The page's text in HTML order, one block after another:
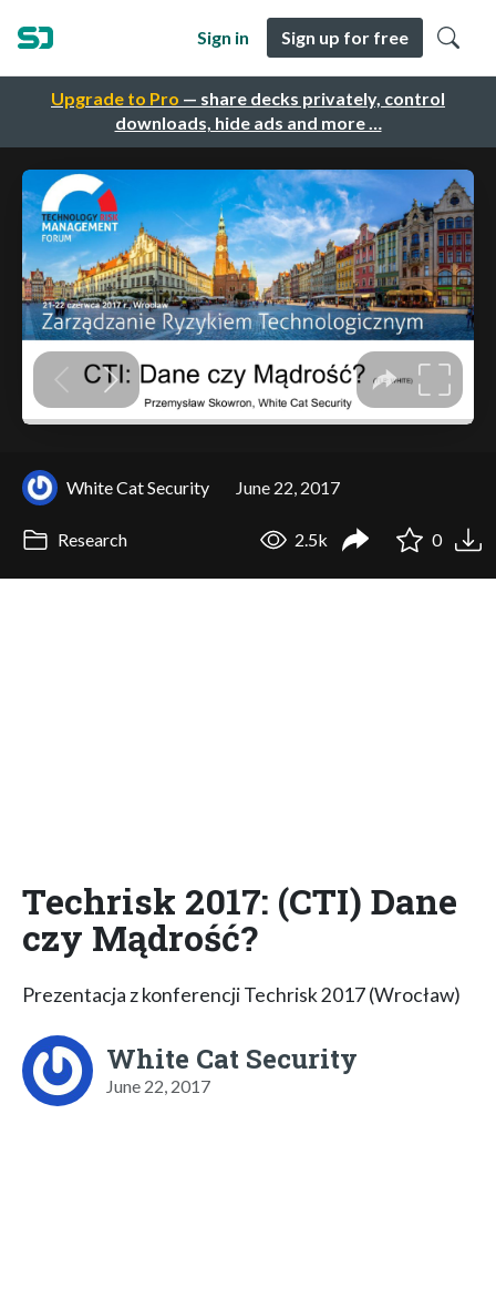
Upgrade to Pro — share decks privately, control
downloads, hide ads and more …
Sign in Sign up for free
White Cat Security June 22, 2017
Research 2.5k 0
Techrisk 2017: (CTI) Dane
czy Mądrość?
Prezentacja z konferencji Techrisk 2017 (Wrocław)
White Cat Security
June 22, 2017